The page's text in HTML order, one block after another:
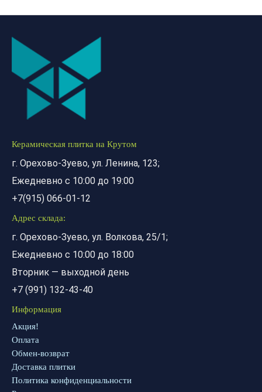
Керамическая плитка на Крутом
г. Орехово-Зуево, ул. Ленина, 123;
Ежедневно с 10:00 до 19:00
+7(915) 066-01-12
Адрес склада:
г. Орехово-Зуево, ул. Волкова, 25/1;
Ежедневно с 10:00 до 18:00
Вторник — выходной день
+7 (991) 132-43-40
Информация
Акция!
Оплата
Обмен-возврат
Доставка плитки
Политика конфиденциальности